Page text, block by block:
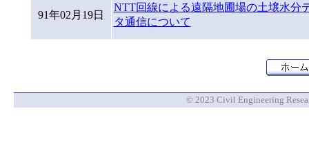
91年02月19日
NTT回線による遠隔地圃場の土壌水分
タ通信について
© 2023 Civil Engineering